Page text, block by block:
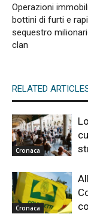
Operazioni
bottini di furti e
sequestro
clan
RELATED
Cronaca
Cronaca